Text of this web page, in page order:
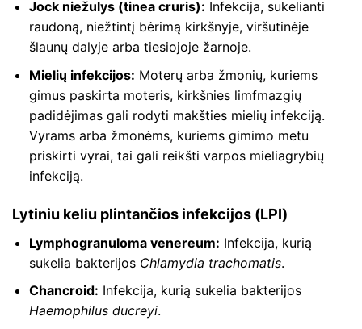
Jock niežulys (tinea cruris): Infekcija, sukelianti
raudoną, niežtintį bėrimą kirkšnyje, viršutinėje
šlaunų dalyje arba tiesiojoje žarnoje.
Mielių infekcijos: Moterų arba žmonių, kuriems
gimus paskirta moteris, kirkšnies limfmazgių
padidėjimas gali rodyti makšties mielių infekciją.
Vyrams arba žmonėms, kuriems gimimo metu
priskirti vyrai, tai gali reikšti varpos mieliagrybių
infekciją.
Lytiniu keliu plintančios infekcijos (LPI)
Lymphogranuloma venereum: Infekcija, kurią
sukelia bakterijos Chlamydia trachomatis.
Chancroid: Infekcija, kurią sukelia bakterijos
Haemophilus ducreyi.